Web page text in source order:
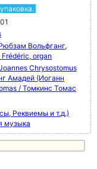
Вольфганг,
organ
Chrysostomus
Амадей (Иоганн
/ Томкинс Томас
Реквиемы и т.д.)
музыка